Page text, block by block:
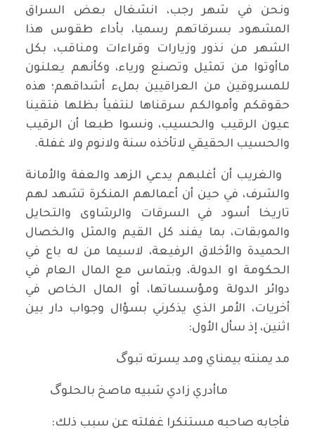
ونحن في شهر رجب، انشغال بعض السراق
المشهود بسرقاتهم رسميا، بأداء طقوس هذا
الشهر من نذور وزيارات وقراءات ومناقب، بكل
ماأوتوا من تمثيل وتصنع ورياء، وكأنهم يعلنون
للمسروقين من العراقيين بملء أشداقهم؛ هذه
حقوقكم وأموالكم سرقناها لنتفيأ بظلها فتقينا
عيون الرقيب والحسيب، ونسوا طبعا أن الرقيب
والحسيب الحقيقي لاتأخذه سنة ولانوم ولا غفلة.
والغريب أن أغلبهم يدعي الزهد والعفة والأمانة
والشرف، في حين أن أعمالهم المنكرة تشهد لهم
تاريخا أسود في السرقات والرشاوى والتحايل
والموبقات، بما يفند كل القيم والمثل والخصال
الحميدة والأخلاق الرفيعة، لاسيما من له باع في
الحكومة او الدولة، وبتماس مع المال العام في
دوائر الدولة ومؤسساتها، أو المال الخاص في
أخريات، الأمر الذي يذكرني بسؤال وجواب دار بين
اثنين، إذ سأل الأول:
مد يمنته بيمناي ومد يسرته تبوگ
ماأدري زادي شبيه ماصخ بالحلوگ
فأجابه صاحبه مستنكرا غفلته عن سبب ذلك: